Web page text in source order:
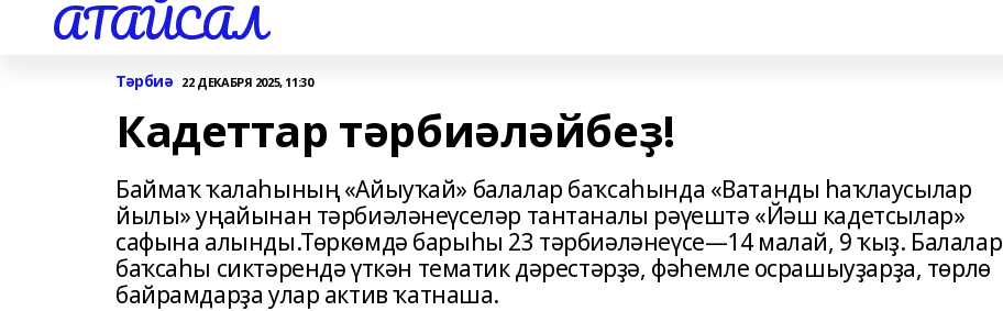
АТАЙСАЛ
Тәрбиә 22 ДЕКАБРЯ 2025, 11:30
Кадеттар тәрбиәләйбеҙ!
Баймаҡ ҡалаһының «Айыуҡай» балалар баҡсаһында «Ватанды һаҡлаусылар
йылы» уңайынан тәрбиәләнеүселәр тантаналы рәүештә «Йәш кадетсылар»
сафына алынды.Төркөмдә барыһы 23 тәрбиәләнеүсе—14 малай, 9 ҡыҙ. Балалар
баҡсаһы сиктәрендә үткән тематик дәрестәрҙә, фәһемле осрашыуҙарҙа, төрлө
байрамдарҙа улар актив ҡатнаша.